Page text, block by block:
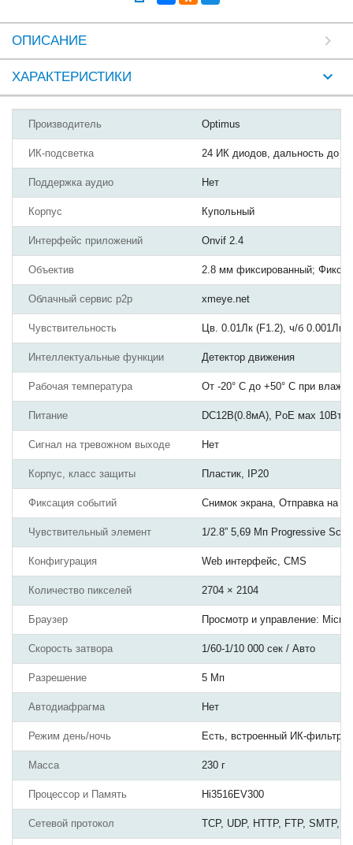
ОПИСАНИЕ
ХАРАКТЕРИСТИКИ
Производитель Optimus
ИК-подсветка 24 ИК диодов, дальность до
Поддержка аудио Нет
Корпус Купольный
Интерфейс приложений Onvif 2.4
Объектив 2.8 мм фиксированный;
Облачный сервис p2p xmeye.net
Чувствительность Цв. 0.01Лк (F1.2), ч/б 0.001Лк
Интеллектуальные функции Детектор движения
Рабочая температура От -20° С до +50° С при
Питание DC12В(0.8мА), PoE мах 10Вт;
Сигнал на тревожном выходе Нет
Корпус, класс защиты Пластик, IP20
Фиксация событий Снимок экрана, Отправка на
Чувствительный элемент 1/2.8” 5,69 Мп Progressive
Конфигурация Web интерфейс, CMS
Количество пикселей 2704 × 2104
Браузер Просмотр и управление:
Скорость затвора 1/60-1/10 000 сек / Авто
Разрешение 5 Мп
Автодиафрагма Нет
Режим день/ночь Есть, встроенный ИК-фильтр
Масса 230 г
Процессор и Память Hi3516EV300
Сетевой протокол TCP, UDP, HTTP, FTP, SMTP,